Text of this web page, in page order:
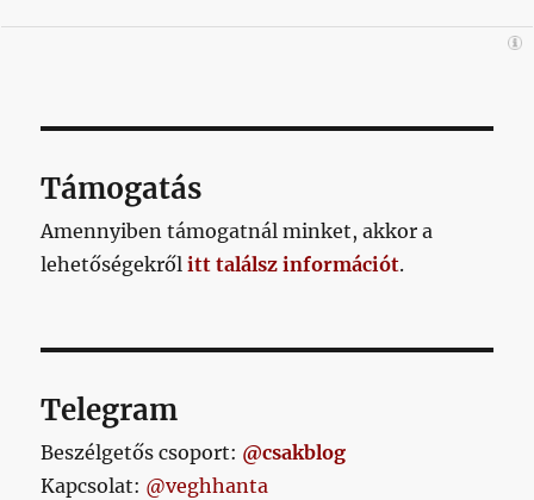
Támogatás
Amennyiben támogatnál minket, akkor a
lehetőségekrőlitt találsz információt.
Telegram
Beszélgetős csoport: @csakblog
Kapcsolat: @veghhanta